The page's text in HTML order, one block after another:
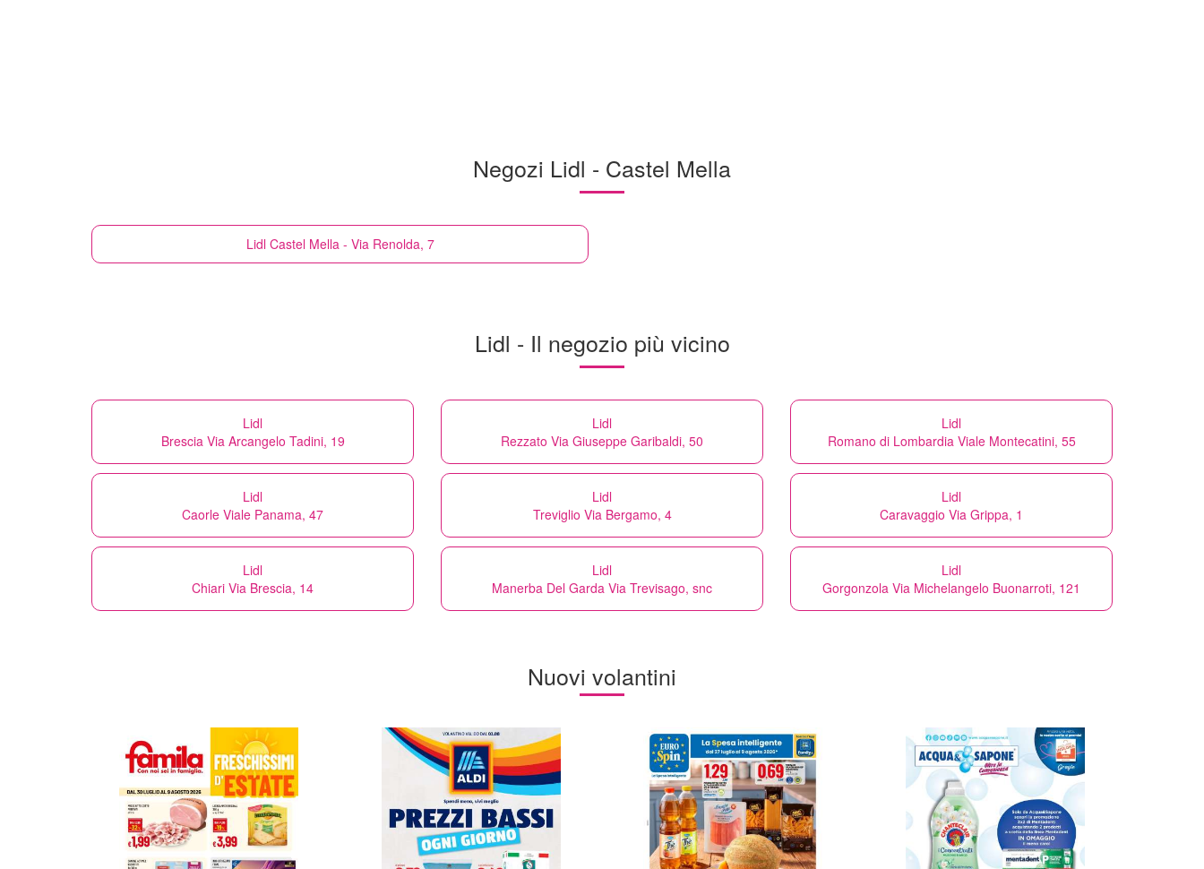
Negozi Lidl - Castel Mella
Lidl Castel Mella - Via Renolda, 7
Lidl - Il negozio più vicino
Lidl
Brescia Via Arcangelo Tadini, 19
Lidl
Rezzato Via Giuseppe Garibaldi, 50
Lidl
Romano di Lombardia Viale Montecatini, 55
Lidl
Caorle Viale Panama, 47
Lidl
Treviglio Via Bergamo, 4
Lidl
Caravaggio Via Grippa, 1
Lidl
Chiari Via Brescia, 14
Lidl
Manerba Del Garda Via Trevisago, snc
Lidl
Gorgonzola Via Michelangelo Buonarroti, 121
Nuovi volantini